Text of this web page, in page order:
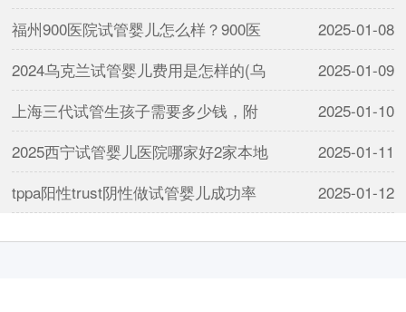
福州900医院试管婴儿怎么样？900医
2025-01-08
2024乌克兰试管婴儿费用是怎样的(乌
2025-01-09
上海三代试管生孩子需要多少钱，附
2025-01-10
2025西宁试管婴儿医院哪家好2家本地
2025-01-11
tppa阳性trust阴性做试管婴儿成功率
2025-01-12